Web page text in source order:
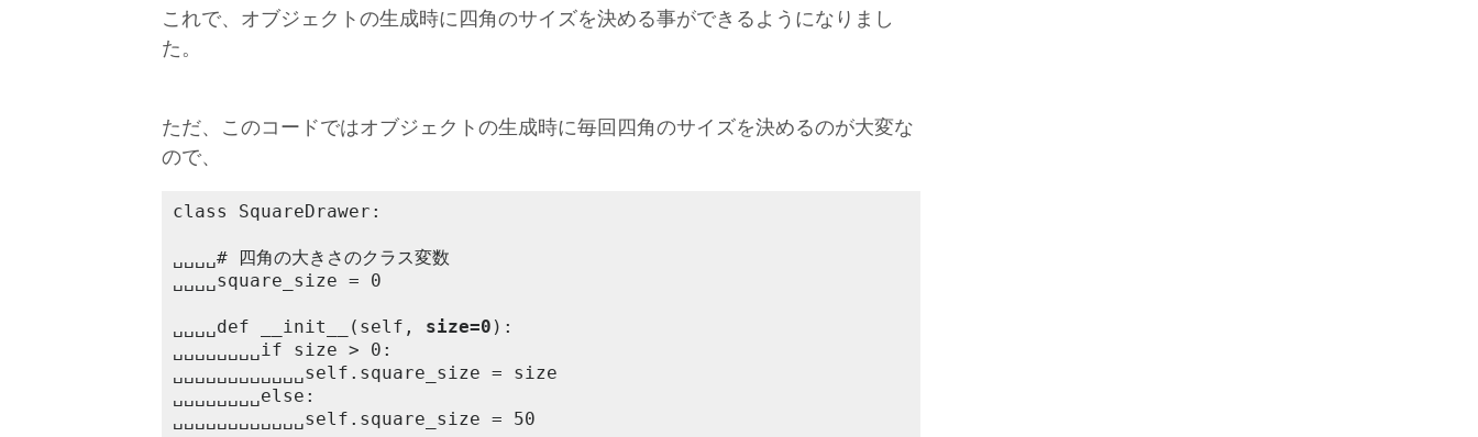
これで、オブジェクトの生成時に四角のサイズを決める事ができるようになりまし
た。
ただ、このコードではオブジェクトの生成時に毎回四角のサイズを決めるのが大変な
ので、
class SquareDrawer:
␣␣␣␣# 四角の大きさのクラス変数
␣␣␣␣square_size = 0
␣␣␣␣def __init__(self, size=0 ):
␣␣␣␣␣␣␣␣if size > 0:
␣␣␣␣␣␣␣␣␣␣␣␣self.square_size = size
␣␣␣␣␣␣␣␣else:
␣␣␣␣␣␣␣␣␣␣␣␣self.square_size = 50